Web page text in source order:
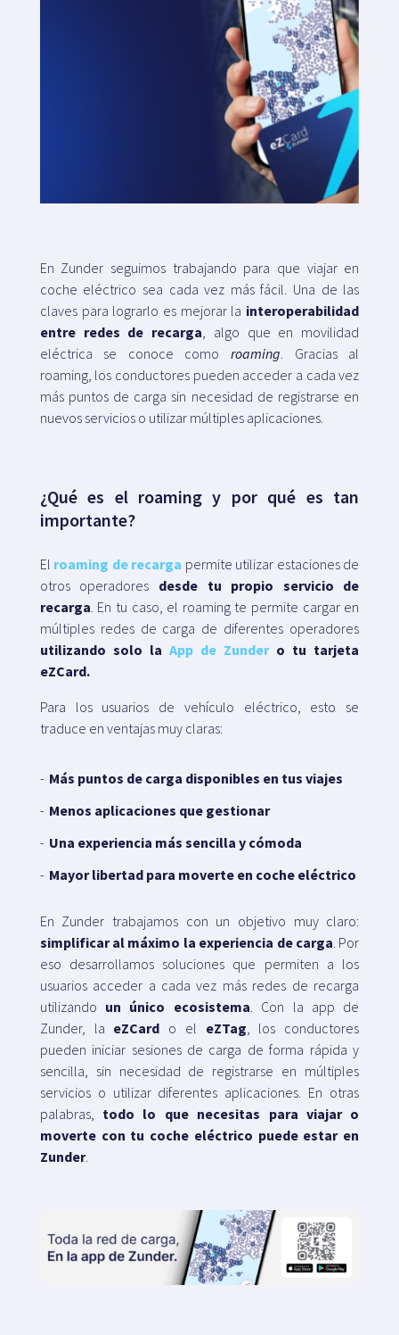
Blog
Atención al cliente
+34 979 300 500
En Zunder seguimos trabajando para que viajar en
coche eléctrico sea cada vez más fácil. Una de las
claves para lograrlo es mejorar la interoperabilidad
entre redes de recarga, algo que en movilidad
eléctrica se conoce comoroaming. Gracias al
roaming, los conductores pueden acceder a cada vez
más puntos de carga sin necesidad de registrarse en
nuevos servicios o utilizar múltiples aplicaciones.
¿Qué es el roaming y por qué es tan
importante?
El roaming de recarga permite utilizar estaciones de
otros operadores desde tu propio servicio de
recarga. En tu caso, el roaming te permite cargar en
múltiples redes de carga de diferentes operadores
utilizando solo la App de Zundero tu tarjeta
eZCard.
Para los usuarios de vehículo eléctrico, esto se
traduce en ventajas muy claras:
Más puntos de carga disponibles en tus viajes
Menos aplicaciones que gestionar
Una experiencia más sencilla y cómoda
Mayor libertad para moverte en coche eléctrico
En Zunder trabajamos con un objetivo muy claro:
simplificar al máximo la experiencia de carga. Por
eso desarrollamos soluciones que permiten a los
usuarios acceder a cada vez más redes de recarga
utilizando un único ecosistema. Con la app de
Zunder, la eZCard o el eZTag, los conductores
pueden iniciar sesiones de carga de forma rápida y
sencilla, sin necesidad de registrarse en múltiples
servicios o utilizar diferentes aplicaciones. En otras
palabras, todo lo que necesitas para viajar o
moverte con tu coche eléctrico puede estar en
Zunder.